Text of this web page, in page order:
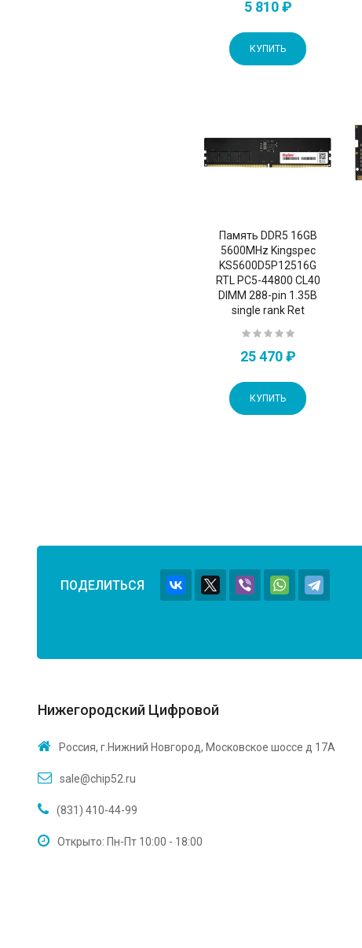
5 810 ₽
КУПИТЬ
Память DDR5 16GB
5600MHz Kingspec
KS5600D5P12516G
RTL PC5-44800 CL40
DIMM 288-pin 1.35В
single rank Ret
25 470 ₽
КУПИТЬ
ПОДЕЛИТЬСЯ
Нижегородский Цифровой
Россия, г.Нижний Новгород, Московское шоссе д 17А
sale@chip52.ru
(831) 410-44-99
Открыто: Пн-Пт 10:00 - 18:00